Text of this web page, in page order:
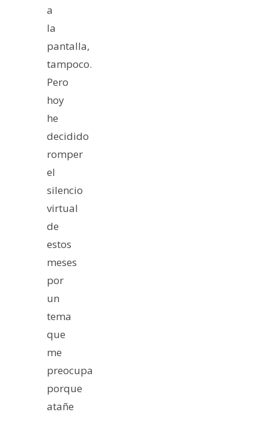
a
la
pantalla,
tampoco.
Pero
hoy
he
decidido
romper
el
silencio
virtual
de
estos
meses
por
un
tema
que
me
preocupa
porque
atañe